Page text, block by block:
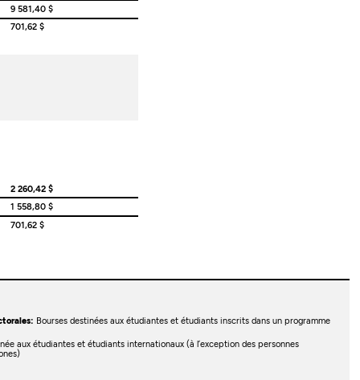
9 581,40 $
701,62 $
2 260,42 $
1 558,80 $
701,62 $
Bourses destinées aux étudiantes et étudiants inscrits dans un programme
aux étudiantes et étudiants internationaux (à l’exception des personnes